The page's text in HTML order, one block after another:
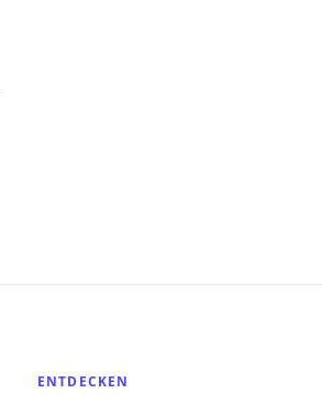
ENTDECKEN